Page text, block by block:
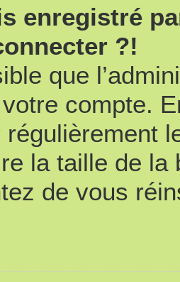
enregistré
?!
que
compte.
régulièrement
la taille de
de vous